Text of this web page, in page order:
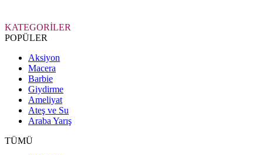
KATEGORİLER
POPÜLER
Aksiyon
Macera
Barbie
Giydirme
Ameliyat
Ateş ve Su
Araba Yarış
TÜMÜ